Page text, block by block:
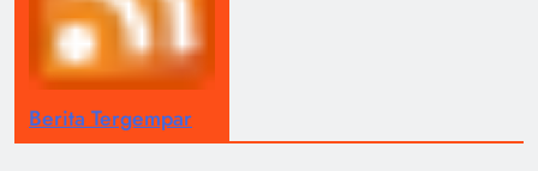
Berita Tergempar